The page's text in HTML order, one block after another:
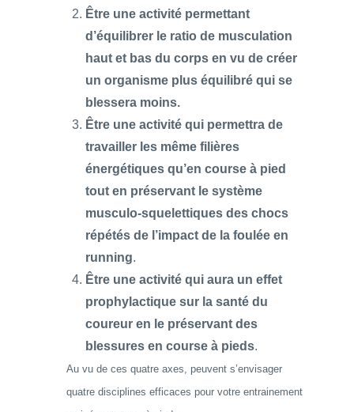
Être une activité permettant
d’équilibrer le ratio de musculation
haut et bas du corps en vu de créer
un organisme plus équilibré qui se
blessera moins.
Être une activité qui permettra de
travailler les même filières
énergétiques qu’en course à pied
tout en préservant le système
musculo-squelettiques des chocs
répétés de l’impact de la foulée en
running.
Être une activité qui aura un effet
prophylactique sur la santé du
coureur en le préservant des
blessures en course à pieds.
Au vu de ces quatre axes, peuvent s’envisager
quatre disciplines efficaces pour votre entrainement